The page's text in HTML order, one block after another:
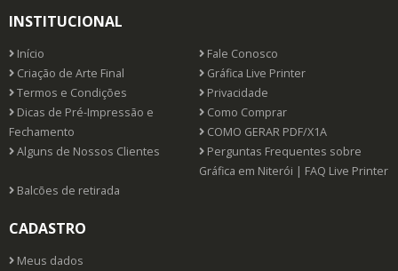
INSTITUCIONAL
Início
Fale Conosco
Criação de Arte Final
Gráfica Live Printer
Termos e Condições
Privacidade
Dicas de Pré-Impressão e
Fechamento
Como Comprar
COMO GERAR PDF/X1A
Alguns de Nossos Clientes
Perguntas Frequentes sobre
Gráfica em Niterói | FAQ Live Printer
Balcões de retirada
CADASTRO
Meus dados